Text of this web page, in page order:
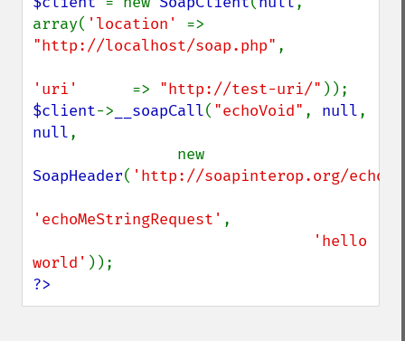
array( 'location'
"http://localhost/soap.php" ,
'uri' => "http://test-uri/"
$client-> __soapCall( "echoVoid" , null
null,
SoapHeader( 'http://soapinterop.org/
'echoMeStringRequest' ,
'hello
world'
?>